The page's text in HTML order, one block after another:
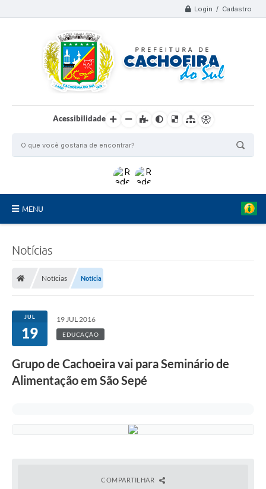
Login / Cadastro
Acessibilidade
MENU
Conselhos Municipais
Serviços on-line
Turismo
Notícias
Notícias Notícia
JUL
19
19 JUL 2016
EDUCAÇÃO
Grupo de Cachoeira vai para Seminário de
Alimentação em São Sepé
COMPARTILHAR